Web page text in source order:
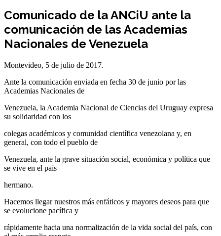
Comunicado de la ANCiU ante la
comunicación de las Academias
Nacionales de Venezuela
Montevideo, 5 de julio de 2017.
Ante la comunicación enviada en fecha 30 de junio por las
Academias Nacionales de
Venezuela, la Academia Nacional de Ciencias del Uruguay expresa
su solidaridad con los
colegas académicos y comunidad científica venezolana y, en
general, con todo el pueblo de
Venezuela, ante la grave situación social, económica y política que
se vive en el país
hermano.
Hacemos llegar nuestros más enfáticos y mayores deseos para que
se evolucione pacífica y
rápidamente hacia una normalización de la vida social del país, con